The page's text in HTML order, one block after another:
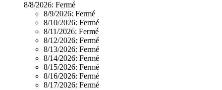
8/8/2026: Fermé
8/9/2026: Fermé
8/10/2026: Fermé
8/11/2026: Fermé
8/12/2026: Fermé
8/13/2026: Fermé
8/14/2026: Fermé
8/15/2026: Fermé
8/16/2026: Fermé
8/17/2026: Fermé